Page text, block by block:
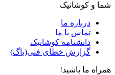
شما و کوشانیک
درباره ما
تماس با ما
دانشنامه کوشانیک
گزارش خطای فنی(باگ)
همراه ما باشید!